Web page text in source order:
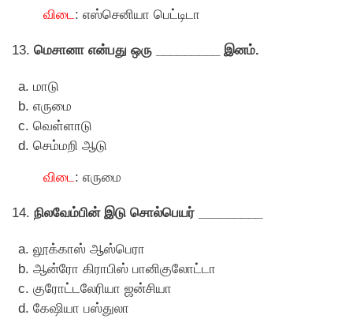
விடை: எஸ்செனியா பெட்டிடா
13. மெசானா என்பது ஒரு _________ இனம்.
மாடு
எருமை
வெள்ளாடு
செம்மறி ஆடு
விடை : எருமை
14. நிலவேம்பின் இடு சொல்பெயர் _________
லூக்காஸ் ஆஸ்பெரா
ஆன்ரோ கிராபிஸ் பானிகுலோட்டா
குரோட்டலேரியா ஜன்சியா
கேஷியா பஸ்துலா